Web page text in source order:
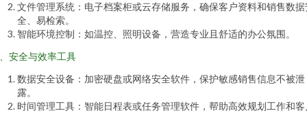
文件管理系统：电子档案柜或云存储服务，确保客户资料和销售数据
全、易检索。
智能环境控制：如温控、照明设备，营造专业且舒适的办公氛围。
安全与效率工具
数据安全设备：加密硬盘或网络安全软件，保护敏感销售信息不被泄
露。
时间管理工具：智能日程表或任务管理软件，帮助高效规划工作和客